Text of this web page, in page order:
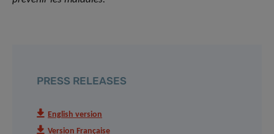
PRESS RELEASES
English version
Version Française